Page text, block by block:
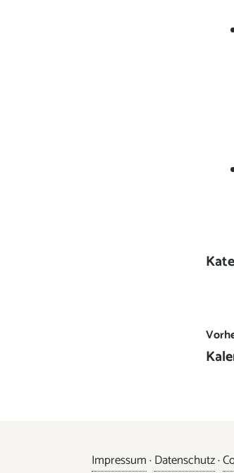
Impressum·Datenschutz·